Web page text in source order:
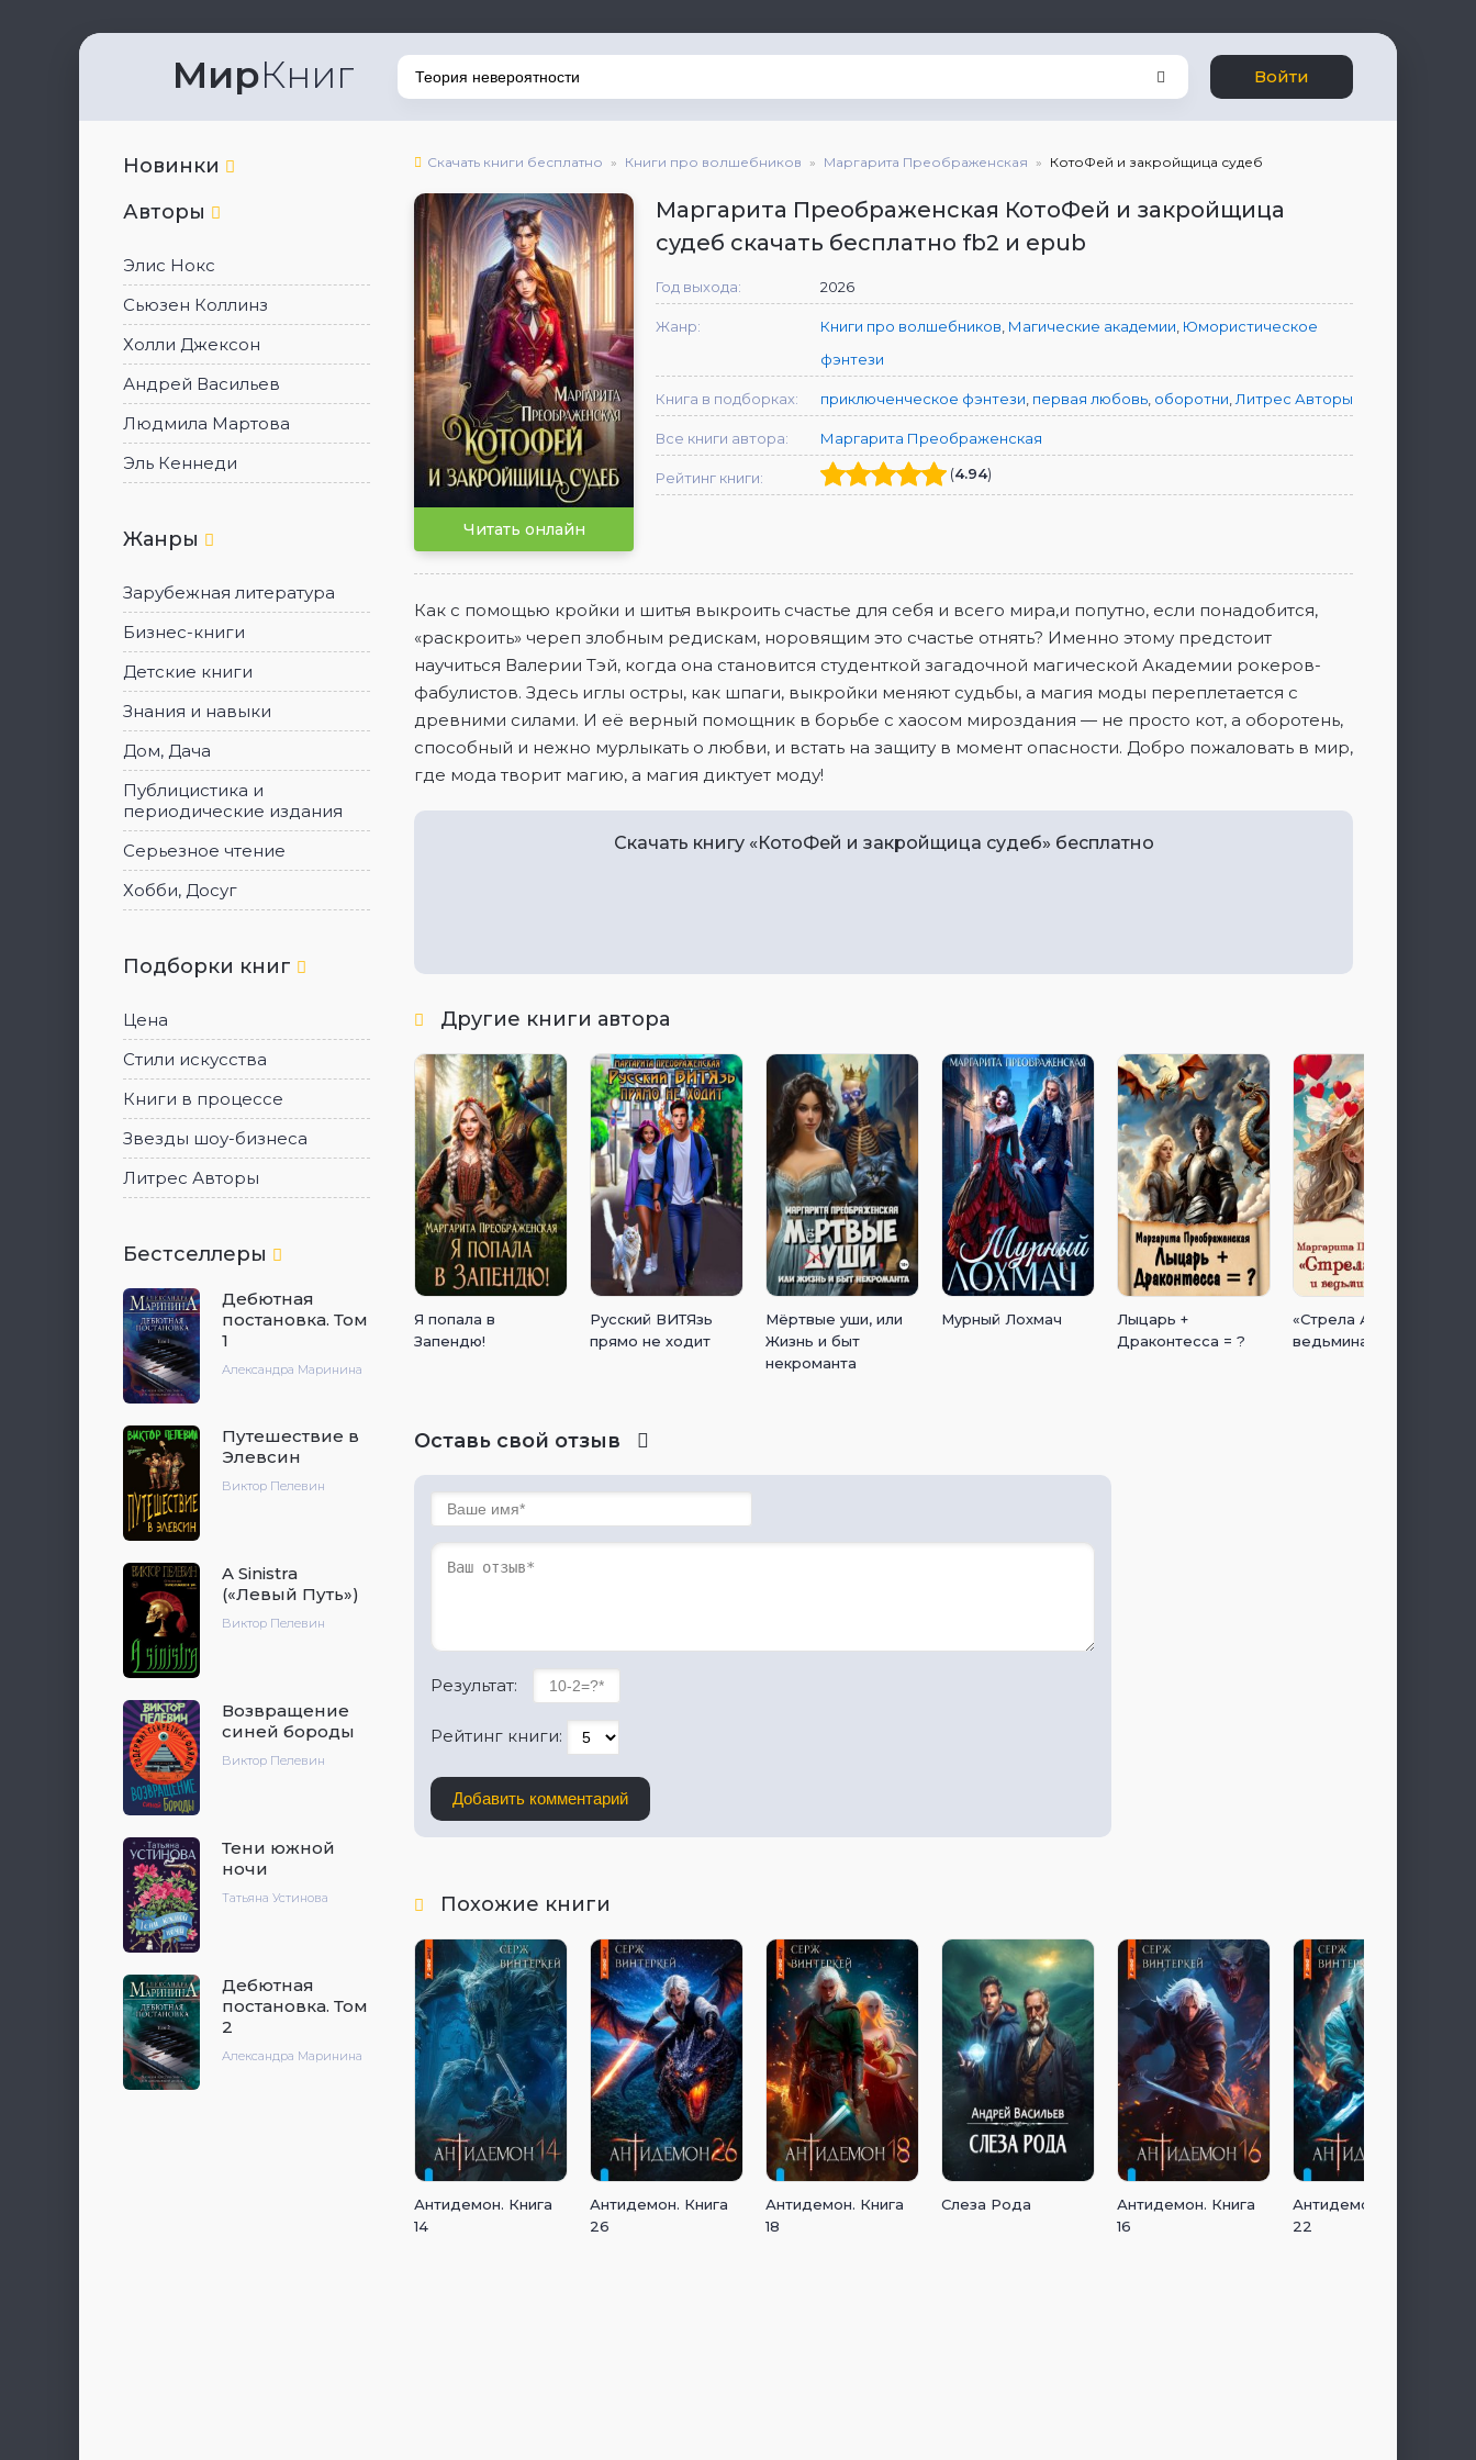
МирКниг Войти
Новинки
Авторы
Элис Нокс
Сьюзен Коллинз
Холли Джексон
Андрей Васильев
Людмила Мартова
Эль Кеннеди
Жанры
Зарубежная литература
Бизнес-книги
Детские книги
Знания и навыки
Дом, Дача
Публицистика и
периодические издания
Серьезное чтение
Хобби, Досуг
Подборки книг
Цена
Стили искусства
Книги в процессе
Звезды шоу-бизнеса
Литрес Авторы
Бестселлеры
Дебютная
постановка. Том
1
Александра Маринина
Путешествие в
Элевсин
Виктор Пелевин
A Sinistra
(«Левый Путь»)
Виктор Пелевин
Возвращение
синей бороды
Виктор Пелевин
Тени южной
ночи
Татьяна Устинова
Дебютная
постановка. Том
2
Александра Маринина
Скачать книги бесплатно Книги про волшебников Маргарита Преображенская КотоФей и закройщица судеб
Читать онлайн
Маргарита Преображенская КотоФей и закройщица
судеб скачать бесплатно fb2 и epub
Год выхода: 2026
Жанр: Книги про волшебников Магические академии Юмористическое
фэнтези
Книга в подборках: приключенческое фэнтези первая любовь оборотни Литрес Авторы
Все книги автора: Маргарита Преображенская
Рейтинг книги: (4.94)
Как с помощью кройки и шитья выкроить счастье для себя и всего мира,и попутно, если понадобится,
«раскроить» череп злобным редискам, норовящим это счастье отнять? Именно этому предстоит
научиться Валерии Тэй, когда она становится студенткой загадочной магической Академии рокеров-
фабулистов. Здесь иглы остры, как шпаги, выкройки меняют судьбы, а магия моды переплетается с
древними силами. И её верный помощник в борьбе с хаосом мироздания — не просто кот, а оборотень,
способный и нежно мурлыкать о любви, и встать на защиту в момент опасности. Добро пожаловать в мир,
где мода творит магию, а магия диктует моду!
Скачать книгу «КотоФей и закройщица судеб» бесплатно
Другие книги автора
Я попала в
Запендю!
Русский ВИТЯзь
прямо не ходит
Мёртвые уши, или
Жизнь и быт
некроманта
Мурный Лохмач
Лыцарь +
Драконтесса = ?
«Стрела Амура» и
ведьмина натура
Оставь свой отзыв
Результат:
Рейтинг книги:
Добавить комментарий
Похожие книги
Антидемон. Книга
14
Антидемон. Книга
26
Антидемон. Книга
18
Слеза Рода
Антидемон. Книга
16
Антидемон. Книга
22